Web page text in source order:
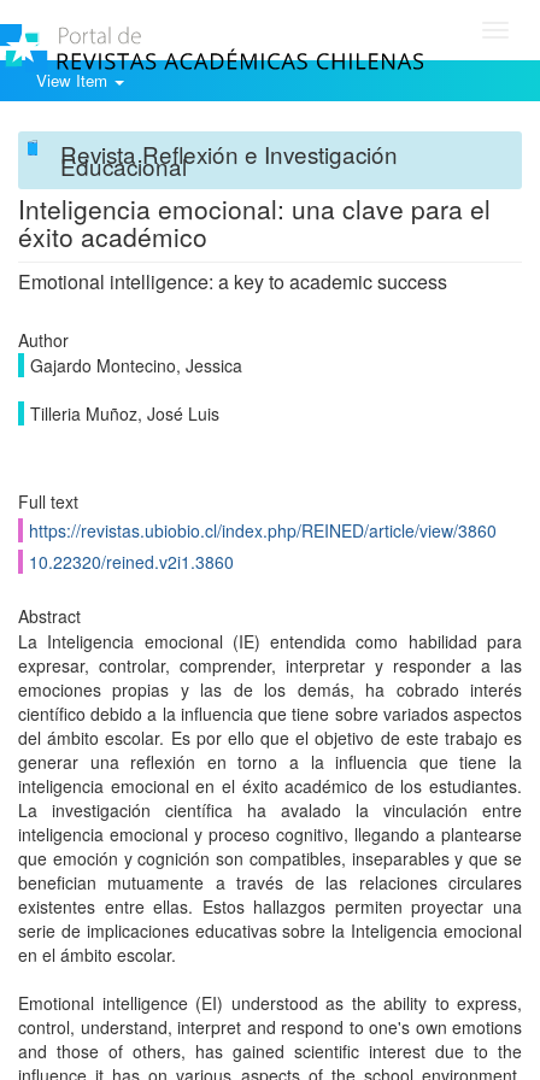
View Item
Revista Reflexión e Investigación
Educacional
Inteligencia emocional: una clave para el
éxito académico
Emotional intelligence: a key to academic success
Author
Gajardo Montecino, Jessica
Tilleria Muñoz, José Luis
Full text
https://revistas.ubiobio.cl/index.php/REINED/article/view/3860
10.22320/reined.v2i1.3860
Abstract
La Inteligencia emocional (IE) entendida como habilidad para
expresar, controlar, comprender, interpretar y responder a las
emociones propias y las de los demás, ha cobrado interés
científico debido a la influencia que tiene sobre variados aspectos
del ámbito escolar. Es por ello que el objetivo de este trabajo es
generar una reflexión en torno a la influencia que tiene la
inteligencia emocional en el éxito académico de los estudiantes.
La investigación científica ha avalado la vinculación entre
inteligencia emocional y proceso cognitivo, llegando a plantearse
que emoción y cognición son compatibles, inseparables y que se
benefician mutuamente a través de las relaciones circulares
existentes entre ellas. Estos hallazgos permiten proyectar una
serie de implicaciones educativas sobre la Inteligencia emocional
en el ámbito escolar.
Emotional intelligence (EI) understood as the ability to express,
control, understand, interpret and respond to one's own emotions
and those of others, has gained scientific interest due to the
influence it has on various aspects of the school environment.